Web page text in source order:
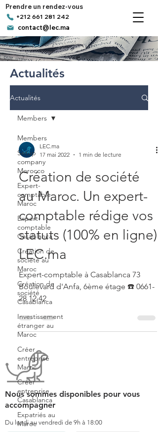
+212 661 281 242
contact@lec.ma
Prendre un rendez-vous
Actualités
Actualités
Members
Setup
company
Morocco
Expert-
comptable
Maroc
Expert-
comptable
Casablanca
Création de
société au
Maroc
Création de
société
Casablanca
Investissement
étranger au
Maroc
Créer
entreprise
Maroc
Créer
entreprise
Casablanca
Expatriés au
Maroc
Members
LEC.ma
17 mai 2022
1 min de lecture
Création de société
au Maroc. Un expert-
comptable rédige vos
statuts (100% en ligne)
LEC.ma
Expert-comptable à Casablanca 73
Boulevard d'Anfa, 6ème étage ☎️ 0661-
28 12 42
Nous sommes disponibles pour vous
accompagner
Du lundi au vendredi de 9h à 18:00